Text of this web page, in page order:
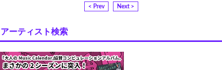
< Prev Next >
アーティスト検索